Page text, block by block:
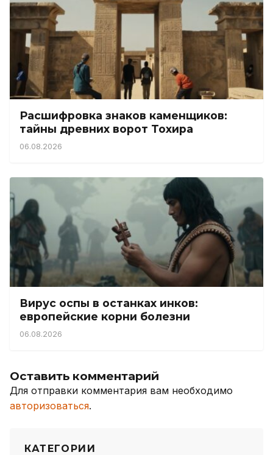
Расшифровка знаков каменщиков:
тайны древних ворот Тохира
06.08.2026
Вирус оспы в останках инков:
европейские корни болезни
06.08.2026
Оставить комментарий
Для отправки комментария вам необходимо
авторизоваться.
КАТЕГОРИИ